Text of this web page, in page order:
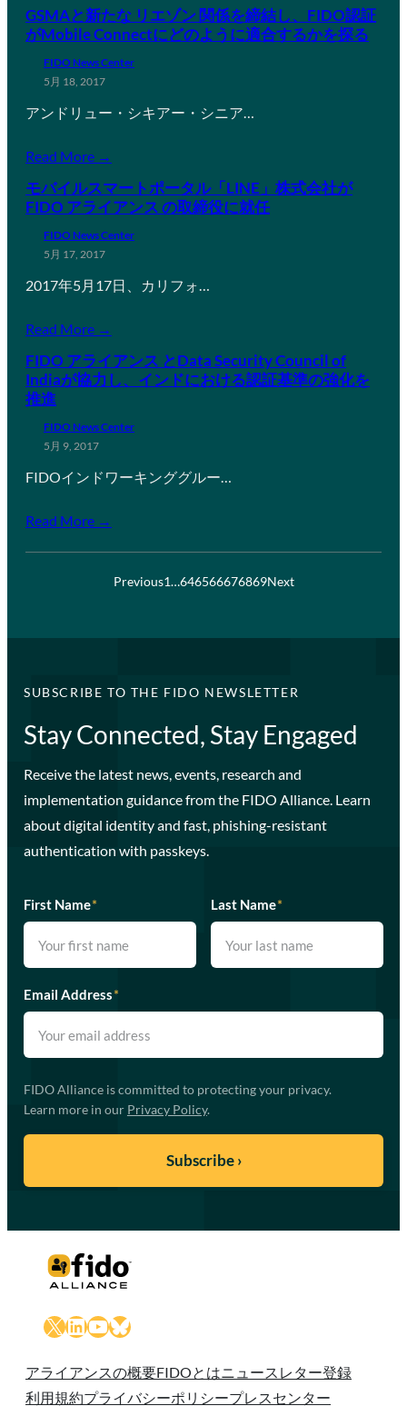
GSMAと新たな リエゾン 関係を締結し、FIDO認証
がMobile Connectにどのように適合するかを探る
FIDO News Center
5月 18, 2017
アンドリュー・シキアー・シニア…
Read More →
モバイルスマートポータル「LINE」株式会社が
FIDO アライアンス の取締役に就任
FIDO News Center
5月 17, 2017
2017年5月17日、カリフォ…
Read More →
FIDO アライアンス とData Security Council of
Indiaが協力し、インドにおける認証基準の強化を
推進
FIDO News Center
5月 9, 2017
FIDOインドワーキンググルー…
Read More →
Previous1…646566676869Next
SUBSCRIBE TO THE FIDO NEWSLETTER
Stay Connected, Stay Engaged
Receive the latest news, events, research and
implementation guidance from the FIDO Alliance. Learn
about digital identity and fast, phishing-resistant
authentication with passkeys.
First Name* Last Name*
Email Address*
FIDO Alliance is committed to protecting your privacy.
Learn more in our Privacy Policy.
X LinkedIn
YouTube
Bluesky
アライアンスの概要FIDOとは ニュースレター登録
利用規約プライバシーポリシープレスセンター